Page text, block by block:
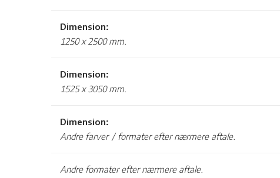
Dimension:
1250 x 2500 mm.
Dimension:
1525 x 3050 mm.
Dimension:
Andre farver / formater efter nærmere aftale.
​Andre formater efter nærmere aftale.​